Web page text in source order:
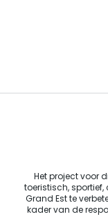
Het project voor
toeristisch,
Grand Est te
kader van de